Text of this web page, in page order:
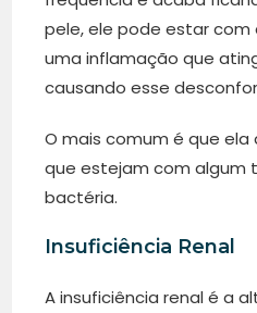
pele, ele pode estar com
uma inflamação que
causando esse
O mais comum é que
que estejam com algum
bactéria.
Insuficiência Renal
A insuficiência renal é a